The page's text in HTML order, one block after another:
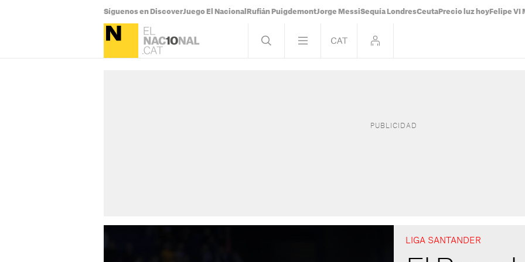
Síguenos en DiscoverJuego El Nacional Rufián PuigdemontJorge MessiSequía LondresCeuta Precio luz hoy Felipe VI
LIGA SANTANDER